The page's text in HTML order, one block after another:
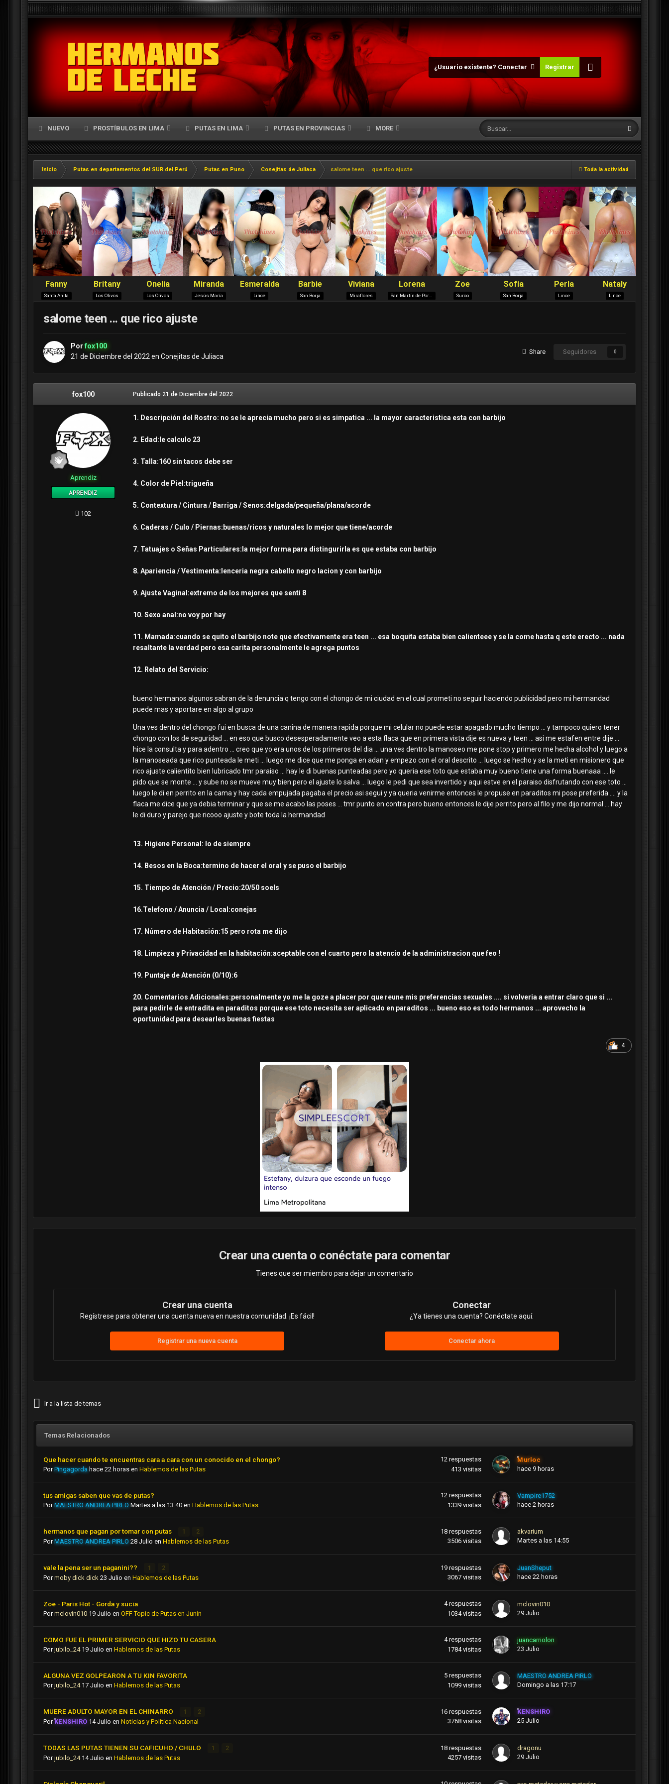
¿Usuario existente? Conectar Registrar
NUEVO PROSTÍBULOS EN LIMA PUTAS EN LIMA PUTAS EN PROVINCIAS MORE
Toda la actividad
Inicio Putas en departamentos del SUR del Perú Putas en Puno Conejitas de Juliaca salome teen ... que rico ajuste
salome teen ... que rico ajuste
Porfox100
21 de Diciembre del 2022en Conejitas de Juliaca
Share Seguidores 0
fox100
Aprendiz
102
Publicado 21 de Diciembre del 2022
1. Descripción del Rostro: no se le aprecia mucho pero si es simpatica ... la mayor caracteristica esta con barbijo
2. Edad:le calculo 23
3. Talla:160 sin tacos debe ser
4. Color de Piel:trigueña
5. Contextura / Cintura / Barriga / Senos:delgada/pequeña/plana/acorde
6. Caderas / Culo / Piernas:buenas/ricos y naturales lo mejor que tiene/acorde
7. Tatuajes o Señas Particulares:la mejor forma para distingurirla es que estaba con barbijo
8. Apariencia / Vestimenta:lenceria negra cabello negro lacion y con barbijo
9. Ajuste Vaginal:extremo de los mejores que senti 8
10. Sexo anal:no voy por hay
11. Mamada:cuando se quito el barbijo note que efectivamente era teen ... esa boquita estaba bien calienteee y se la come hasta q este erecto ... nada
resaltante la verdad pero esa carita personalmente le agrega puntos
12. Relato del Servicio:
bueno hermanos algunos sabran de la denuncia q tengo con el chongo de mi ciudad en el cual prometi no seguir haciendo publicidad pero mi hermandad
puede mas y aportare en algo al grupo
Una ves dentro del chongo fui en busca de una canina de manera rapida porque mi celular no puede estar apagado mucho tiempo ... y tampoco quiero tener
chongo con los de seguridad ... en eso que busco desesperadamente veo a esta flaca que en primera vista dije es nueva y teen ... asi me estafen entre dije ...
hice la consulta y para adentro ... creo que yo era unos de los primeros del dia ... una ves dentro la manoseo me pone stop y primero me hecha alcohol y luego a
la manoseada que rico punteada le meti ... luego me dice que me ponga en adan y empezo con el oral descrito ... luego se hecho y se la meti en misionero que
rico ajuste calientito bien lubricado tmr paraiso ... hay le di buenas punteadas pero yo queria ese toto que estaba muy bueno tiene una forma buenaaa .... le
pido que se monte ... y sube no se mueve muy bien pero el ajuste lo salva ... luego le pedi que sea invertido y aqui estve en el paraiso disfrutando con ese toto ...
luego le di en perrito en la cama y hay cada empujada pagaba el precio asi segui y ya queria venirme entonces le propuse en paraditos mi pose preferida .... y la
flaca me dice que ya debia terminar y que se me acabo las poses ... tmr punto en contra pero bueno entonces le dije perrito pero al filo y me dijo normal ... hay
le di duro y parejo que ricooo ajuste y bote toda la hermandad
13. Higiene Personal: lo de siempre
14. Besos en la Boca:termino de hacer el oral y se puso el barbijo
15. Tiempo de Atención / Precio:20/50 soels
16.Telefono / Anuncia / Local:conejas
17. Número de Habitación:15 pero rota me dijo
18. Limpieza y Privacidad en la habitación:aceptable con el cuarto pero la atencio de la administracion que feo !
19. Puntaje de Atención (0/10):6
20. Comentarios Adicionales:personalmente yo me la goze a placer por que reune mis preferencias sexuales .... si volveria a entrar claro que si ...
para pedirle de entradita en paraditos porque ese toto necesita ser aplicado en paraditos ... bueno eso es todo hermanos ... aprovecho la
oportunidad para desearles buenas fiestas
4
Crear una cuenta o conéctate para comentar
Tienes que ser miembro para dejar un comentario
Crear una cuenta
Regístrese para obtener una cuenta nueva en nuestra comunidad. ¡Es fácil!
Registrar una nueva cuenta
Conectar
¿Ya tienes una cuenta? Conéctate aquí.
Conectar ahora
Ir a la lista de temas
Temas Relacionados
Que hacer cuando te encuentras cara a cara con un conocido en el chongo?
PorPingagorda hace 22 horas en Hablemos de las Putas
12 respuestas
413 visitas
Murloc
hace 9 horas
tus amigas saben que vas de putas?
PorMAESTRO ANDREA PIRLO Martes a las 13:40 en Hablemos de las Putas
12 respuestas
1339 visitas
Vampire1752
hace 2 horas
hermanos que pagan por tomar con putas 1 2
PorMAESTRO ANDREA PIRLO 28 Julio en Hablemos de las Putas
18 respuestas
3506 visitas
akvarium
Martes a las 14:55
vale la pena ser un paganini?? 1 2
Pormoby dick dick 23 Julio en Hablemos de las Putas
19 respuestas
3067 visitas
JuanSheput
hace 22 horas
Zoe - Paris Hot - Gorda y sucia
Pormclovin010 19 Julio en OFF Topic de Putas en Junin
4 respuestas
1034 visitas
mclovin010
29 Julio
COMO FUE EL PRIMER SERVICIO QUE HIZO TU CASERA
Porjubilo_24 19 Julio en Hablemos de las Putas
4 respuestas
1784 visitas
juancarriolon
23 Julio
ALGUNA VEZ GOLPEARON A TU KIN FAVORITA
Porjubilo_24 17 Julio en Hablemos de las Putas
5 respuestas
1099 visitas
MAESTRO ANDREA PIRLO
Domingo a las 17:17
MUERE ADULTO MAYOR EN EL CHINARRO 1 2
PorKENSHIRO 14 Julio enNoticias y Politica Nacional
16 respuestas
3768 visitas
KENSHIRO
25 Julio
TODAS LAS PUTAS TIENEN SU CAFICUHO / CHULO 1 2
Porjubilo_24 14 Julio en Hablemos de las Putas
18 respuestas
4257 visitas
dragonu
29 Julio